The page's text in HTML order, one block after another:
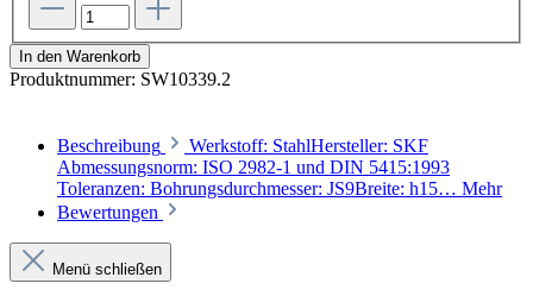
In den Warenkorb
Produktnummer: SW10339.2
Beschreibung
Werkstoff: StahlHersteller: SKF
Abmessungsnorm: ISO 2982-1 und DIN 5415:1993
Toleranzen: Bohrungsdurchmesser: JS9Breite: h15… Mehr
Bewertungen
Menü schließen